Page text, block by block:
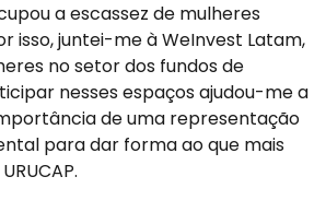
a escassez de mulheres
isso, juntei-me à WeInvest Latam,
no setor dos fundos de
nesses espaços ajudou-me a
de uma representação
para dar forma ao que mais